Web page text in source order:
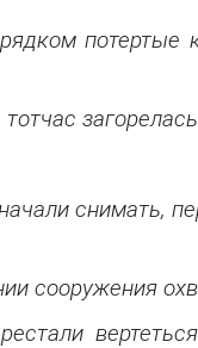
потертые
снимать,
сооружения